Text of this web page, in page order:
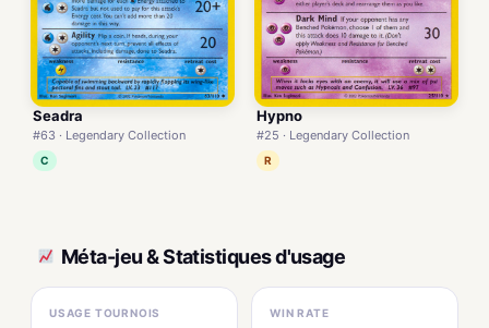
Seadra
#63 · Legendary Collection
C
Hypno
#25 · Legendary Collection
R
Méta-jeu & Statistiques d'usage
USAGE TOURNOIS WIN RATE